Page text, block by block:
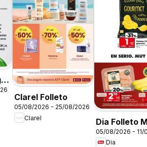
Clarel Folleto
05/08/2026 - 25/08/2026
Clarel
Dia Folleto
05/08/2026 - 11/
Dia